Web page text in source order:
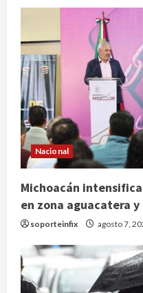
Nacional
Michoacán
en zona aguacatera
soporteinfix agosto 7,